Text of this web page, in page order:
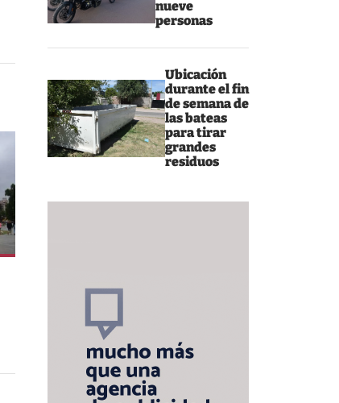
nueve
personas
Ubicación
durante el fin
de semana de
las bateas
para tirar
grandes
residuos